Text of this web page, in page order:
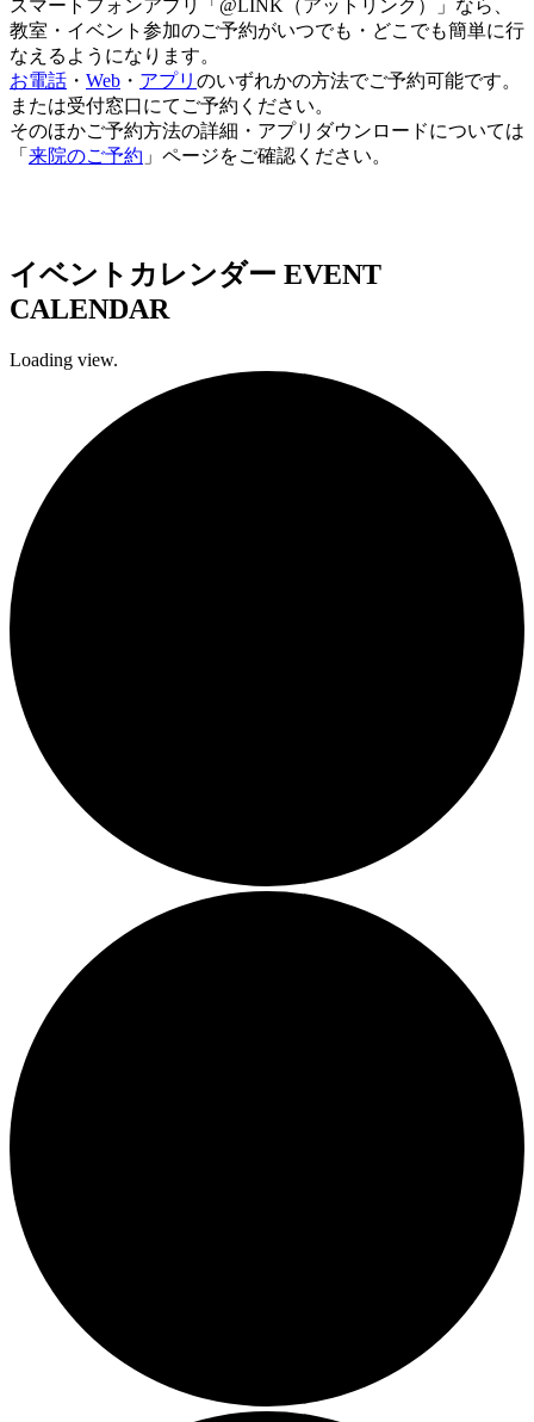
スマートフォンアプリ「@LINK（アットリンク）」なら、
教室・イベント参加のご予約がいつでも・どこでも簡単に行
なえるようになります。
お電話 ・ Web ・ アプリ のいずれかの方法でご予約可能です。
または受付窓口にてご予約ください。
そのほかご予約方法の詳細・アプリダウンロードについては
「 来院のご予約 」ページをご確認ください。
イベントカレンダー EVENT
CALENDAR
Loading view.